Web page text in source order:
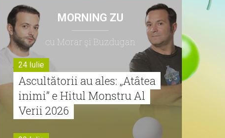
MORNING ZU
cu Morar şi Buzdugan
24 Iulie
Ascultătorii au ales: „Atâtea
inimi” e Hitul Monstru Al
Verii 2026